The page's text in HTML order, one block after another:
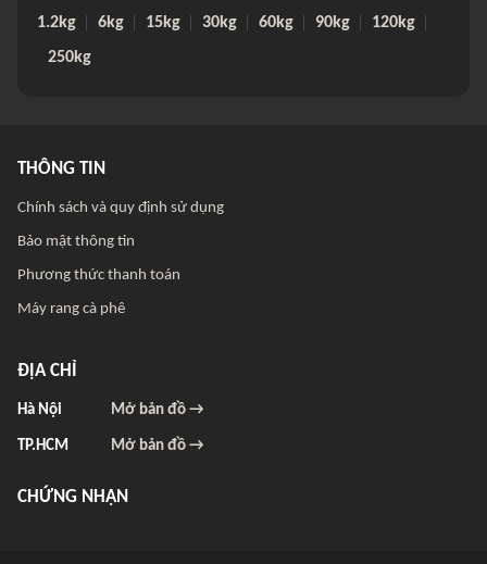
1.2kg 6kg 15kg 30kg 60kg 90kg
120kg
250kg
THÔNG TIN
Chính sách và quy định sử dụng
Bảo mật thông tin
Phương thức thanh toán
Máy rang cà phê
ĐỊA CHỈ
Hà Nội Mở bản đồ →
TP.HCM Mở bản đồ →
CHỨNG NHẬN